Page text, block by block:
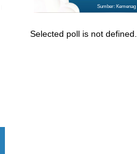
Sumber: Kemenag
Selected poll is not defined.